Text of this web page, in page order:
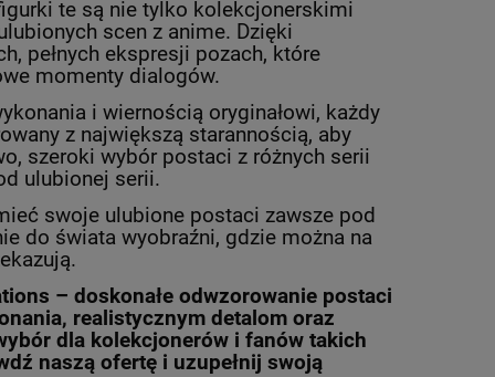
te są nie tylko kolekcjonerskimi
scen z anime. Dzięki
pełnych ekspresji pozach, które
momenty dialogów.
i wiernością oryginałowi, każdy
z największą starannością, aby
szeroki wybór postaci z różnych serii
ulubionej serii.
swoje ulubione postaci zawsze pod
do świata wyobraźni, gdzie można na
– doskonałe odwzorowanie postaci
realistycznym detalom oraz
dla kolekcjonerów i fanów takich
naszą ofertę i uzupełnij swoją